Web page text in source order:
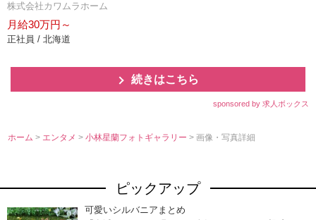
株式会社カワムラホーム
月給30万円～
正社員 / 北海道
続きはこちら
sponsored by 求人ボックス
ホーム > エンタメ>小林星蘭フォトギャラリー> 画像・写真詳細
ピックアップ
可愛いシルバニアまとめ